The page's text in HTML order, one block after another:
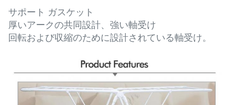
サポート ガスケット
厚いアークの共同設計、強い軸受け
回転および収縮のために設計されている軸受け。